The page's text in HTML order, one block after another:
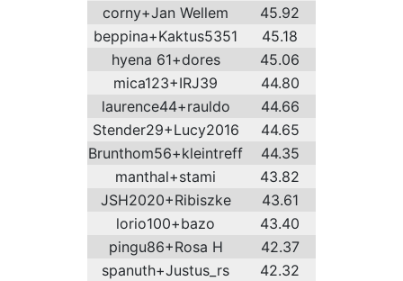
corny+Jan Wellem
45.92
beppina+Kaktus5351
45.18
hyena 61+dores
45.06
mica123+IRJ39
44.80
laurence44+rauldo
44.66
Stender29+Lucy2016
44.65
Brunthom56+kleintreff
44.35
manthal+stami
43.82
JSH2020+Ribiszke
43.61
lorio100+bazo
43.40
pingu86+Rosa H
42.37
spanuth+Justus_rs
42.32